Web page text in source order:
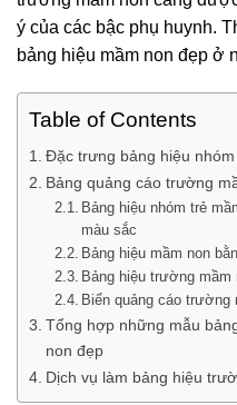
ý của các bậc phụ huynh.
bảng hiệu mầm non đẹp ở
Table of Contents
Đặc trưng bảng hiệu
Bảng quảng cáo trường
Bảng hiệu nhóm trẻ
màu sắc
Bảng hiệu mầm non
Bảng hiệu trường
Biển quảng cáo trường
Tổng hợp những mẫu
non đẹp
Dịch vụ làm bảng hiệu